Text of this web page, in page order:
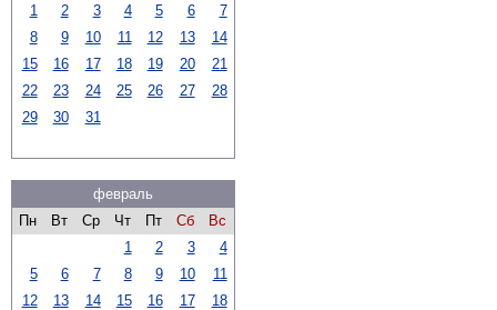
1
2 3 4 5 6
7
8
9 10 11 12 13
14
15
16 17 18 19 20
21
22
23 24 25 26 27
28
29
30 31
февраль
Пн
Вт Ср Чт Пт Сб
Вс
1
2 3
4
5
6 7 8 9 10
11
12
13 14 15 16 17
18